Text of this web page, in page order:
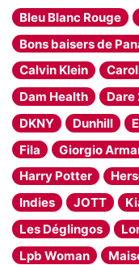
Bleu Blanc Rouge
Bons baisers de
Calvin Klein
Dam Health
Dare
DKNY
Dunhill
Fila
Giorgio
Harry Potter
Indies
JOTT
Les Déglingos
Lpb Woman